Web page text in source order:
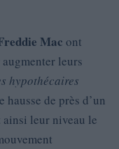
Mac ont
leurs
hypothécaires
de près d’un
leur niveau le